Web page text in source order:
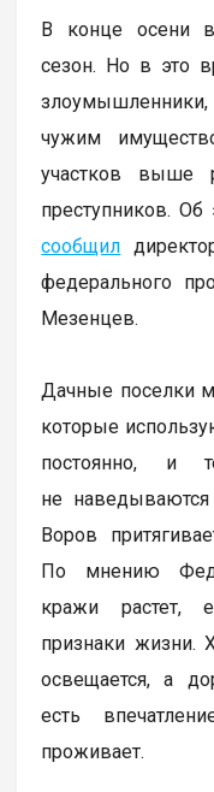
В конце осени
сезон. Но в это
чужим
участков выше
преступников.
сообщил
федерального
Мезенцев.
Дачные поселки
которые
постоянно, и
не
Воров
По мнению
кражи растет,
признаки жизни.
освещается, а
есть
проживает.